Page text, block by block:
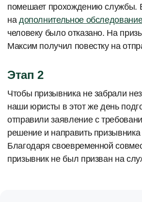
помешает прохождению службы.
на дополнительное
человеку было отказано. На
Максим получил повестку на
Этап 2
Чтобы призывника не забрали
наши юристы в этот же день
отправили заявление с
решение и направить
Благодаря своевременной
призывник не был призван на